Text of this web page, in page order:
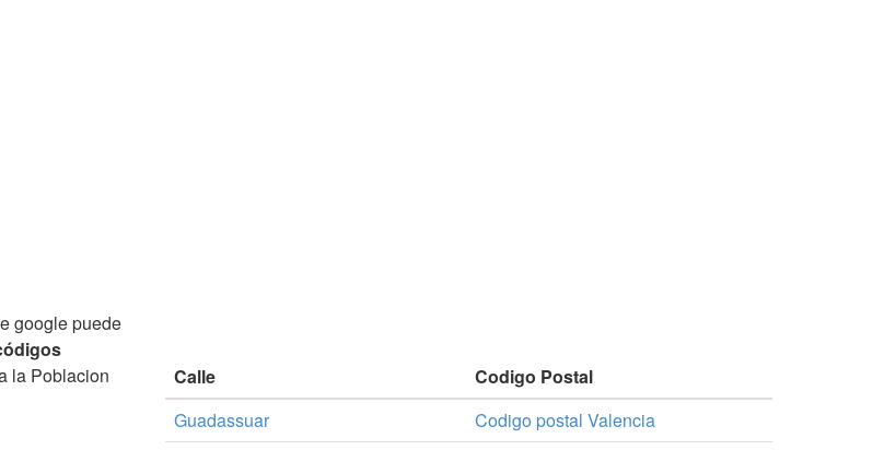
google puede
la Poblacion
Calle
Codigo Postal
Guadassuar
Codigo postal Valencia